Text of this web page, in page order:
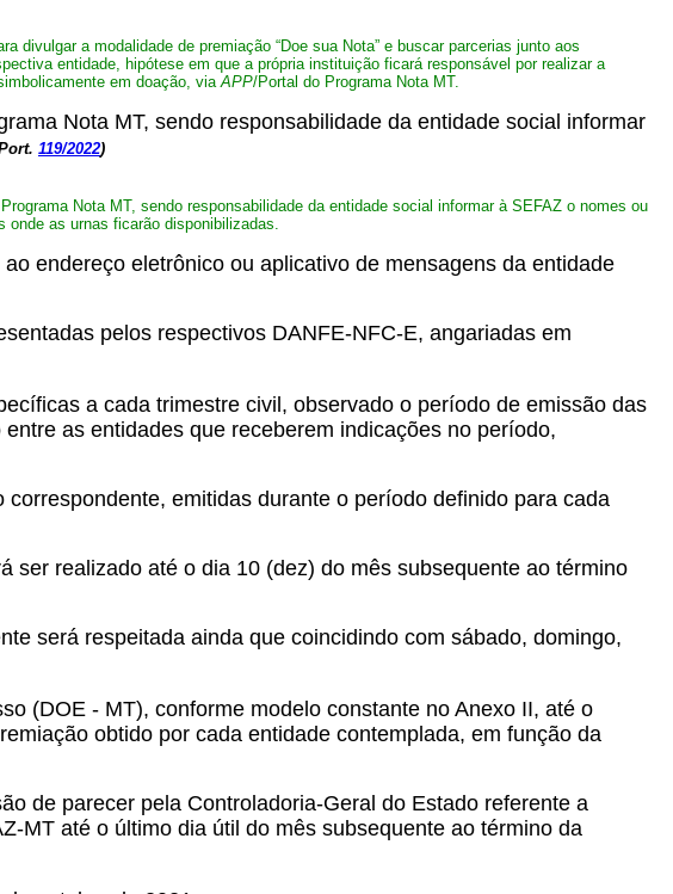
a modalidade de premiação “Doe sua Nota” e buscar parcerias junto aos
entidade, hipótese em que a própria instituição ficará responsável por realizar a
em doação, viaAPP/Portal do Programa Nota MT.
Nota MT, sendo responsabilidade da entidade social informar
119/2022)
Nota MT, sendo responsabilidade da entidade social informar à SEFAZ o nomes ou
as urnas ficarão disponibilizadas.
endereço eletrônico ou aplicativo de mensagens da entidade
pelos respectivos DANFE-NFC-E, angariadas em
a cada trimestre civil, observado o período de emissão das
as entidades que receberem indicações no período,
emitidas durante o período definido para cada
ser realizado até o dia 10 (dez) do mês subsequente ao término
será respeitada ainda que coincidindo com sábado, domingo,
(DOE - MT), conforme modelo constante no Anexo II, até o
obtido por cada entidade contemplada, em função da
de parecer pela Controladoria-Geral do Estado referente a
MT até o último dia útil do mês subsequente ao término da